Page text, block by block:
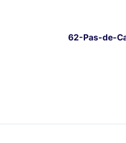
62-Pas-de-